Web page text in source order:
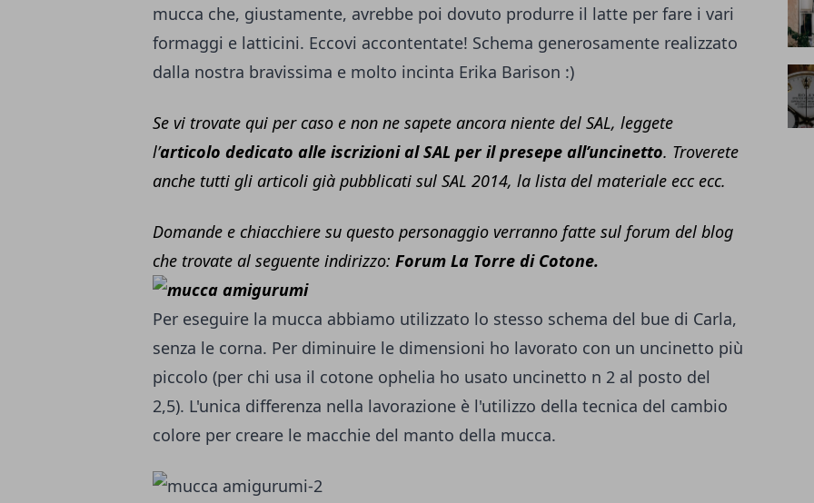
mucca che, giustamente, avrebbe poi dovuto produrre il latte per fare i vari
formaggi e latticini. Eccovi accontentate! Schema generosamente realizzato
dalla nostra bravissima e molto incinta Erika Barison :)
Se vi trovate qui per caso e non ne sapete ancora niente del SAL, leggete
l’articolo dedicato alle iscrizioni al SAL per il presepe all’uncinetto. Troverete
anche tutti gli articoli già pubblicati sul SAL 2014, la lista del materiale ecc ecc.
Domande e chiacchiere su questo personaggio verranno fatte sul forum del blog
che trovate al seguente indirizzo: Forum La Torre di Cotone.
Per eseguire la mucca abbiamo utilizzato lo stesso schema del bue di Carla,
senza le corna. Per diminuire le dimensioni ho lavorato con un uncinetto più
piccolo (per chi usa il cotone ophelia ho usato uncinetto n 2 al posto del
2,5). L'unica differenza nella lavorazione è l'utilizzo della tecnica del cambio
colore per creare le macchie del manto della mucca.